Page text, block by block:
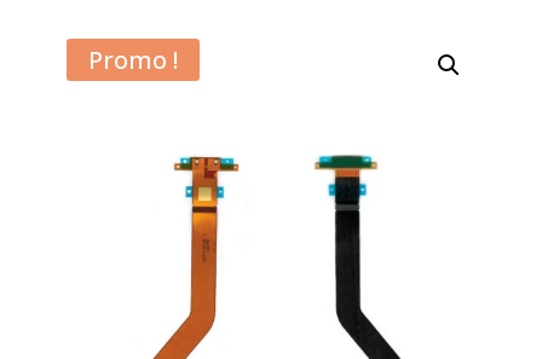
Promo !